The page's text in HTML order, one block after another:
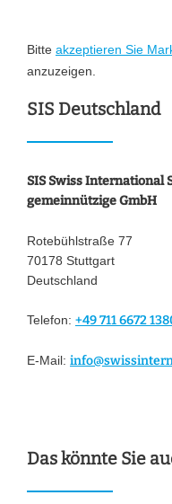
Bitte akzeptieren Sie
anzuzeigen.
SIS Deutschland
SIS Swiss International
gemeinnützige GmbH
Rotebühlstraße 77
70178 Stuttgart
Deutschland
Telefon: +49 711 6672
E-Mail:
Das könnte Sie